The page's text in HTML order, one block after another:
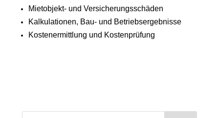
Mietobjekt- und Versicherungsschäden
Kalkulationen, Bau- und Betriebsergebnisse
Kostenermittlung und Kostenprüfung